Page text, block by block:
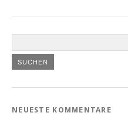
NEUESTE KOMMENTARE